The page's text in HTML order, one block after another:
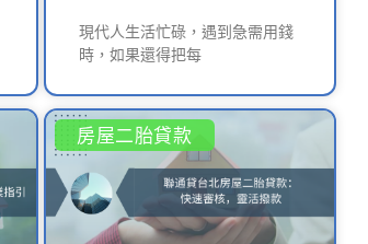
現代人生活忙碌，遇到急需用錢
時，如果還得把每
房屋二胎貸款